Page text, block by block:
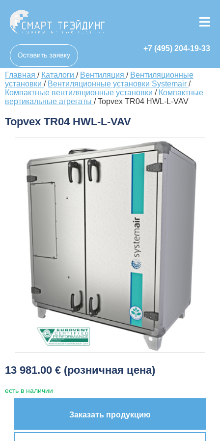
+7 (495) 204-19-33
Главная / Каталоги / Вентиляция / Вентиляционные
установки / Вентиляционные установки Systemair /
Компактные вентиляционные установки / Компактные
вертикальные агрегаты /Topvex TR04 HWL-L-VAV
Topvex TR04 HWL-L-VAV
13 981.00 € (розничная цена)
есть в наличии
Заказать продукцию